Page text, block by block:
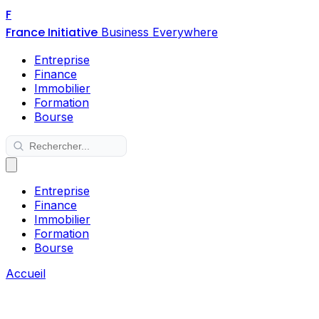
F
France Initiative Business Everywhere
Entreprise
Finance
Immobilier
Formation
Bourse
Entreprise
Finance
Immobilier
Formation
Bourse
Accueil